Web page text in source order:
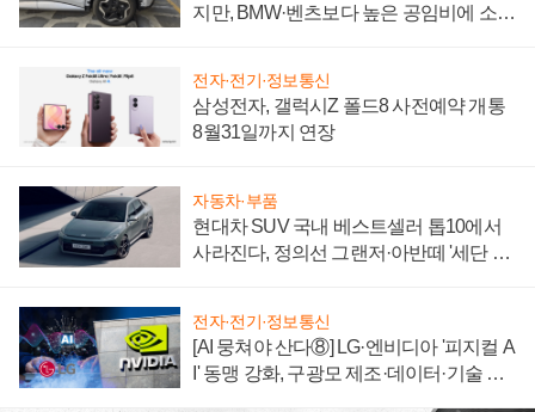
지만, BMW·벤츠보다 높은 공임비에 소비
전자·전기·정보통신
삼성전자, 갤럭시Z 폴드8 사전예약 개통
8월31일까지 연장
자동차·부품
현대차 SUV 국내 베스트셀러 톱10에서
사라진다, 정의선 그랜저·아반떼 '세단 쌍
전자·전기·정보통신
[AI 뭉쳐야 산다⑧] LG·엔비디아 '피지컬 A
I' 동맹 강화, 구광모 제조·데이터·기술 결